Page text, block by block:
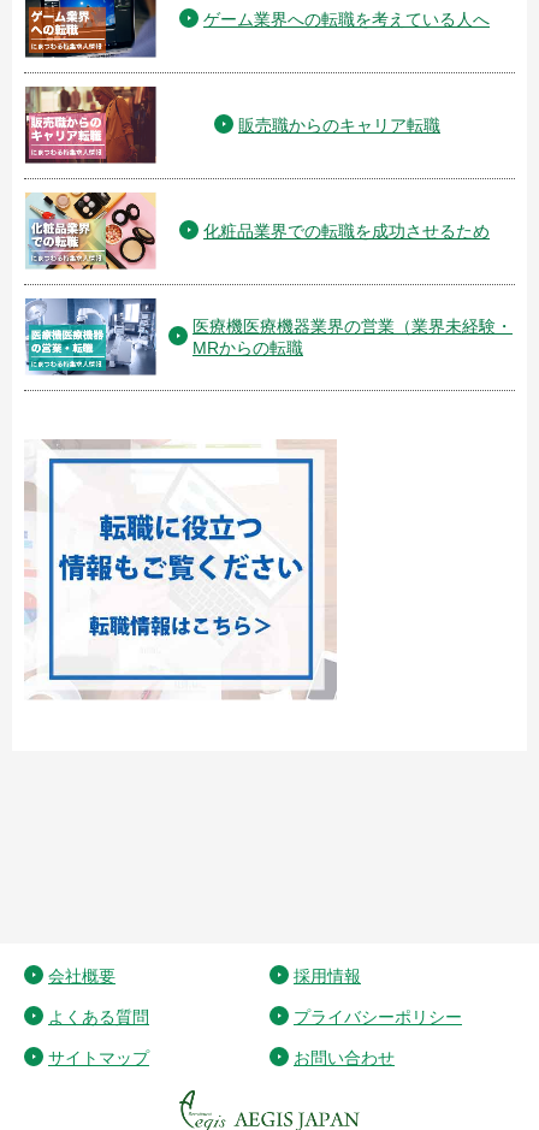
ゲーム業界への転職を考えている人へ
販売職からのキャリア転職
化粧品業界での転職を成功させるため
医療機医療機器業界の営業（業界未経験・
MRからの転職
会社概要 採用情報
よくある質問 プライバシーポリシー
サイトマップ お問い合わせ